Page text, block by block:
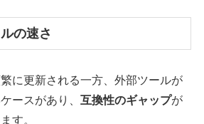
の速さ
に更新される一方、外部ツールが
ースがあり、互換性のギャップが
す。